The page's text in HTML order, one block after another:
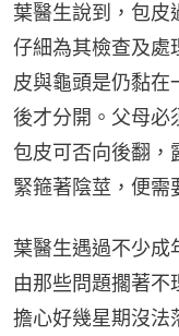
葉醫生說到，包皮
仔細為其檢查及處
皮與龜頭是仍黏在
後才分開。父母必
包皮可否向後翻，
緊箍著陰莖，便需
葉醫生遇過不少成
由那些問題擱著不
擔心好幾星期沒法